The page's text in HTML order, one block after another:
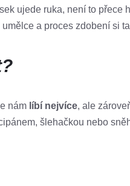
ujede ruka, není to
a proces zdobení si
nám líbí nejvíce, ale
šlehačkou nebo